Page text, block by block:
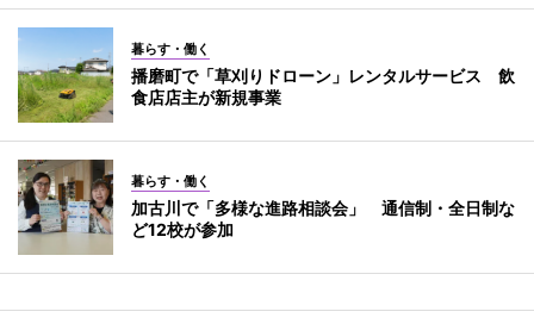
暮らす・働く
播磨町で「草刈りドローン」レンタルサービス 飲
食店店主が新規事業
暮らす・働く
加古川で「多様な進路相談会」 通信制・全日制な
ど12校が参加